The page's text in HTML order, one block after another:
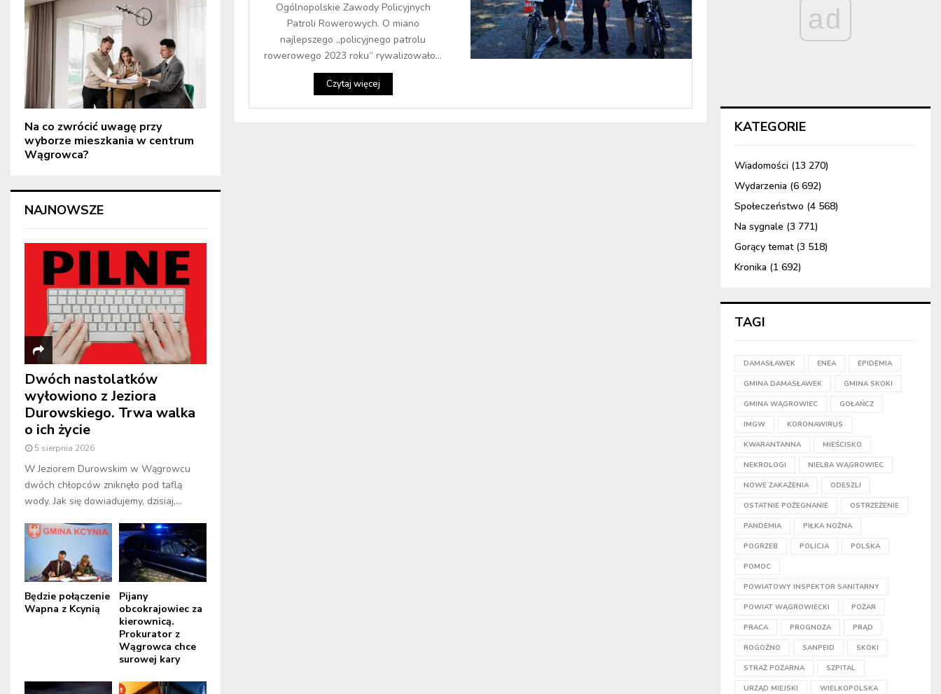
Ogólnopolskie Zawody Policyjnych
Patroli Rowerowych. O miano
najlepszego „policyjnego patrolu
rowerowego 2023 roku” rywalizowało...
Czytaj więcej
Na co zwrócić uwagę przy
wyborze mieszkania w centrum
Wągrowca?
NAJNOWSZE
Dwóch nastolatków
wyłowiono z Jeziora
Durowskiego. Trwa walka
o ich życie
5 sierpnia 2026
W Jeziorem Durowskim w Wągrowcu
dwóch chłopców zniknęło pod taflą
wody. Jak się dowiadujemy, dzisiaj,...
Będzie połączenie
Wapna z Kcynią
Pijany
obcokrajowiec za
kierownicą.
Prokurator z
Wągrowca chce
surowej kary
ad
KATEGORIE
Wiadomości (13 270)
Wydarzenia (6 692)
Społeczeństwo (4 568)
Na sygnale (3 771)
Gorący temat(3 518)
Kronika (1 692)
TAGI
DAMASŁAWEK ENEA EPIDEMIA
GMINA DAMASŁAWEK GMINA SKOKI
GMINA WĄGROWIEC GOŁAŃCZ
IMGW KORONAWIRUS
KWARANTANNA MIEŚCISKO
NEKROLOGI NIELBA WĄGROWIEC
NOWE ZAKAŻENIA ODESZLI
OSTATNIE POŻEGNANIE OSTRZEŻENIE
PANDEMIA PIŁKA NOŻNA
POGRZEB POLICJA POLSKA
POMOC
POWIATOWY INSPEKTOR SANITARNY
POWIAT WĄGROWIECKI POŻAR
PRACA PROGNOZA PRĄD
ROGOŹNO SANPEID SKOKI
STRAŻ POŻARNA SZPITAL
URZĄD MIEJSKI WIELKOPOLSKA